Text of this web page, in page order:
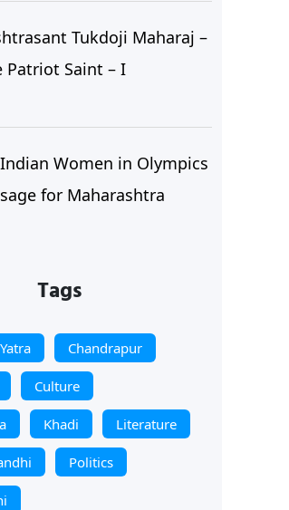
Tukdoji Maharaj –
Patriot Saint – I
Women in Olympics
for Maharashtra
Tags
Chandrapur
Culture
Khadi Literature
Politics